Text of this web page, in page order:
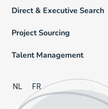
Direct & Executive Search
Project Sourcing
Talent Management
NL FR